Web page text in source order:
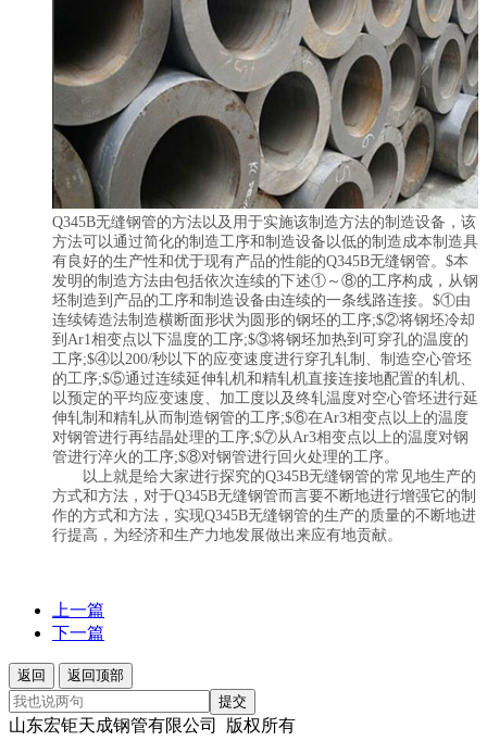
Q345B无缝钢管的方法以及用于实施该制造方法的制造设备，该
方法可以通过简化的制造工序和制造设备以低的制造成本制造具
有良好的生产性和优于现有产品的性能的Q345B无缝钢管。$本
发明的制造方法由包括依次连续的下述①～⑧的工序构成，从钢
坯制造到产品的工序和制造设备由连续的一条线路连接。$①由
连续铸造法制造横断面形状为圆形的钢坯的工序;$②将钢坯冷却
到Ar1相变点以下温度的工序;$③将钢坯加热到可穿孔的温度的
工序;$④以200/秒以下的应变速度进行穿孔轧制、制造空心管坯
的工序;$⑤通过连续延伸轧机和精轧机直接连接地配置的轧机、
以预定的平均应变速度、加工度以及终轧温度对空心管坯进行延
伸轧制和精轧从而制造钢管的工序;$⑥在Ar3相变点以上的温度
对钢管进行再结晶处理的工序;$⑦从Ar3相变点以上的温度对钢
管进行淬火的工序;$⑧对钢管进行回火处理的工序。
以上就是给大家进行探究的Q345B无缝钢管的常见地生产的
方式和方法，对于Q345B无缝钢管而言要不断地进行增强它的制
作的方式和方法，实现Q345B无缝钢管的生产的质量的不断地进
行提高，为经济和生产力地发展做出来应有地贡献。
上一篇
下一篇
返回
返回顶部
提交
山东宏钜天成钢管有限公司 版权所有